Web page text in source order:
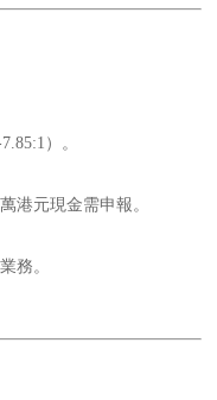
）。
港元現金需申報。
務。